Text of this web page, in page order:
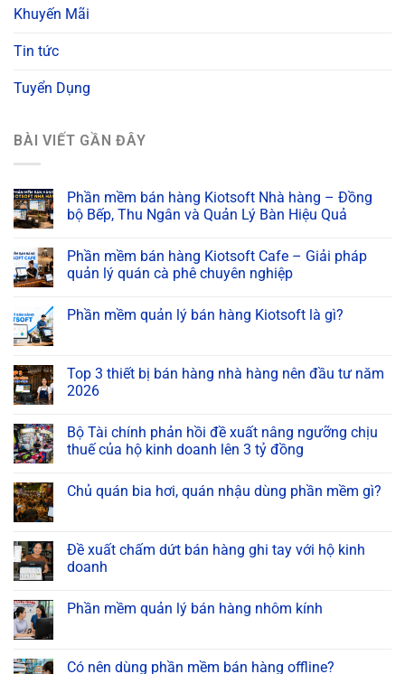
Khuyến Mãi
Tin tức
Tuyển Dụng
BÀI VIẾT GẦN ĐÂY
Phần mềm bán hàng Kiotsoft Nhà hàng – Đồng
bộ Bếp, Thu Ngân và Quản Lý Bàn Hiệu Quả
Phần mềm bán hàng Kiotsoft Cafe – Giải pháp
quản lý quán cà phê chuyên nghiệp
Phần mềm quản lý bán hàng Kiotsoft là gì?
Top 3 thiết bị bán hàng nhà hàng nên đầu tư năm
2026
Bộ Tài chính phản hồi đề xuất nâng ngưỡng chịu
thuế của hộ kinh doanh lên 3 tỷ đồng
Chủ quán bia hơi, quán nhậu dùng phần mềm gì?
Đề xuất chấm dứt bán hàng ghi tay với hộ kinh
doanh
Phần mềm quản lý bán hàng nhôm kính
Có nên dùng phần mềm bán hàng offline?